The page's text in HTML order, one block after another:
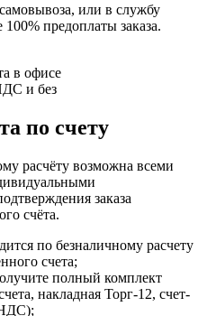
или в службу
предоплаты заказа.
в офисе
и без
по счету
расчёту возможна всеми
заказа
счёта.
по безналичному расчету
счета;
полный комплект
накладная Торг-12, счет-